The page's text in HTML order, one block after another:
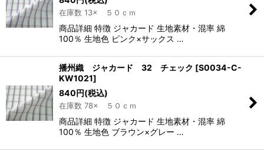
在庫数 13× ５０ｃｍ
商品詳細 特徴 ジャカード 生地素材・混率 綿
100％ 生地色 ピンク×サックス …
播州織 ジャカード 32 チェック [S0034-C-
KW1021]
840円(税込)
在庫数 78× ５０ｃｍ
商品詳細 特徴 ジャカード 生地素材・混率 綿
100％ 生地色 ブラウン×グレー …